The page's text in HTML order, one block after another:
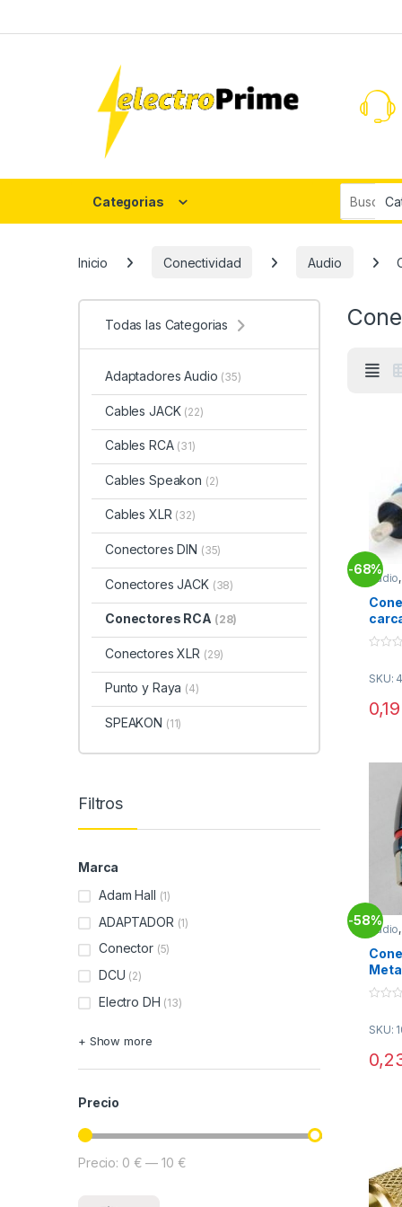
Categorias
Search for:
Inicio Conectividad Audio
-68%
Audio,
AZUL
u
o
f
SKU:
-58%
Audio,
ROJO
u
o
f
SKU:
Todas las Categorias
Adaptadores Audio (35)
Cables JACK (22)
Cables RCA (31)
Cables Speakon (2)
Cables XLR (32)
Conectores DIN (35)
Conectores JACK (38)
Conectores RCA (28)
Conectores XLR (29)
Punto y Raya (4)
SPEAKON (11)
Filtros
Marca
Adam Hall (1)
ADAPTADOR (1)
Conector (5)
DCU (2)
Electro DH (13)
+ Show more
Precio
Precio mínimo
Precio máximo
Precio: 0 € —10 €